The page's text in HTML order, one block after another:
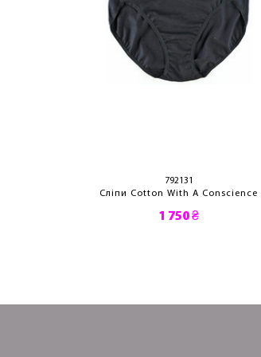
792131
Сліпи Cotton With A Conscience
1 750 ₴